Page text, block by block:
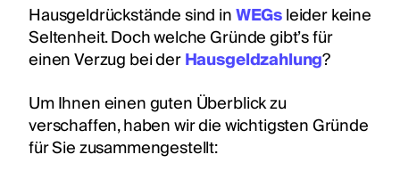
Hausgeldrückstände sind inWEGsleider keine
Seltenheit. Doch welche Gründe gibt’s für
einen Verzug bei derHausgeldzahlung?
Um Ihnen einen guten Überblick zu
verschaffen, haben wir die wichtigsten Gründe
für Sie zusammengestellt: